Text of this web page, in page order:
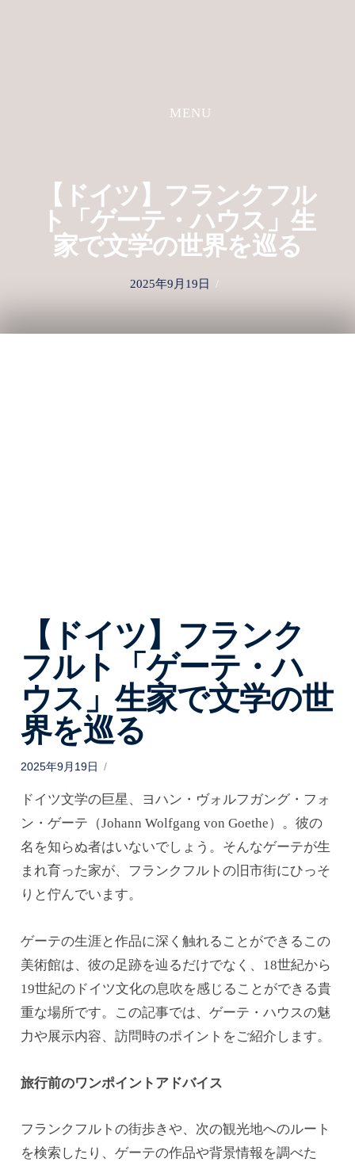
MENU
【ドイツ】フランクフル
ト「ゲーテ・ハウス」生
家で文学の世界を巡る
P
2025年9月19日
【ドイツ】フランク
フルト「ゲーテ・ハ
ウス」生家で文学の世
界を巡る
P
e
d
o
n
2025年9月19日
ドイツ文学の巨星、ヨハン・ヴォルフガング・フォ
ン・ゲーテ（Johann Wolfgang von Goethe）。彼の
名を知らぬ者はいないでしょう。そんなゲーテが生
まれ育った家が、フランクフルトの旧市街にひっそ
りと佇んでいます。
ゲーテの生涯と作品に深く触れることができるこの
美術館は、彼の足跡を辿るだけでなく、18世紀から
19世紀のドイツ文化の息吹を感じることができる貴
重な場所です。この記事では、ゲーテ・ハウスの魅
力や展示内容、訪問時のポイントをご紹介します。
旅行前のワンポイントアドバイス
フランクフルトの街歩きや、次の観光地へのルート
を検索したり、ゲーテの作品や背景情報を調べた